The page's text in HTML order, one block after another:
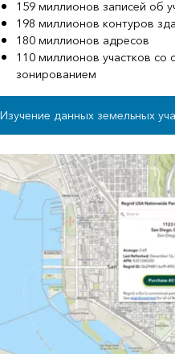
159 миллионов записей об
198 миллионов контуров
180 миллионов адресов
110 миллионов участков
зонированием
Изучение данных земельных